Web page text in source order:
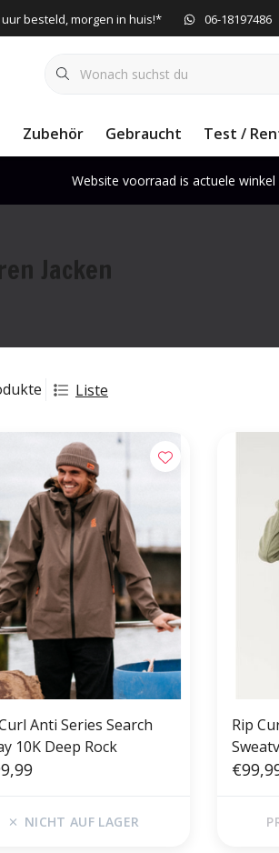
uur besteld, morgen in huis!* 06-18197486
Zubehör Gebraucht Test /
Website voorraad is actuele
Jacken
Liste
Anti Series Search
10K Deep Rock
NICHT AUF LAGER
Rip